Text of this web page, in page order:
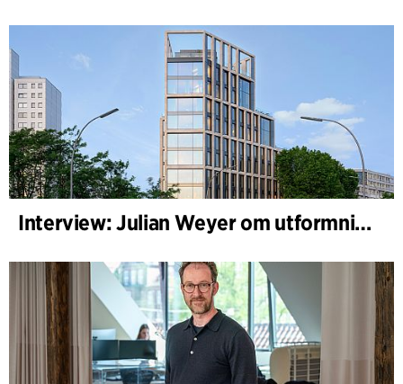
Interview: Julian Weyer om utformningen av B-One